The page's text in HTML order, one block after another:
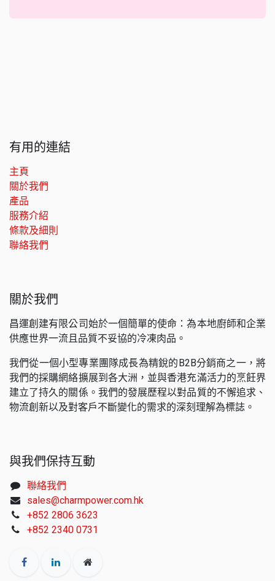
有用的連結
主頁
關於我們
產品
服務介紹
條款及細則
聯絡我們
關於我們
昌運創建有限公司始於一個簡單的使命：為本地廚師和企業
供應世界一流且品質不妥協的冷凍肉品。
我們從一個小型專業團隊成長為精銳的B2B分銷商之一，將
我們的採購網絡擴展到各大洲，並與香港充滿活力的烹飪界
建立了持久的關係。我們的發展歷程以對品質的不懈追求、
物流創新以及對客戶不斷變化的需求的深刻理解為標誌。
與我們保持互動
聯絡我們
sales@charmpower.com.hk
+852 2806 3623
+852 2340 0731